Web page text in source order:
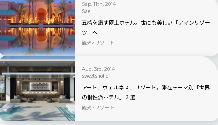
Sep. 11th, 2014
Sae
五感を癒す極上ホテル。世にも美しい「アマンリゾー
ツ」へ
観光 リゾート
Aug. 3rd, 2014
sweetsholic
アート、ウェルネス、リゾート。滞在テーマ別「世界
の個性派ホテル」３選
観光 リゾート